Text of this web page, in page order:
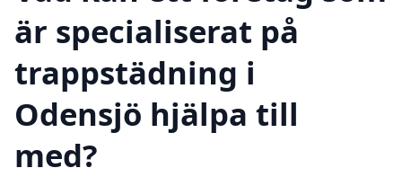
är specialiserat på
trappstädning i
Odensjö hjälpa till
med?